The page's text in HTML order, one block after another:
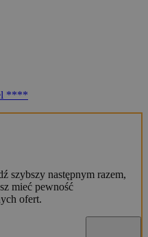
****
szybszy następnym razem,
mieć pewność
ofert.